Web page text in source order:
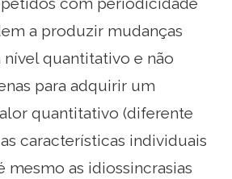
a produzir mudanças
nível quantitativo e não
para adquirir um
quantitativo (diferente
características individuais
mesmo as idiossincrasias